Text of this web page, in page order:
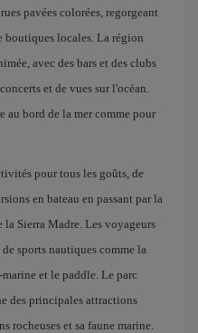
pavées colorées, regorgeant
boutiques locales. La région
avec des bars et des clubs
et de vues sur l'océan.
au bord de la mer comme pour
pour tous les goûts, de
en bateau en passant par la
Sierra Madre. Les voyageurs
sports nautiques comme la
et le paddle. Le parc
des principales attractions
rocheuses et sa faune marine.